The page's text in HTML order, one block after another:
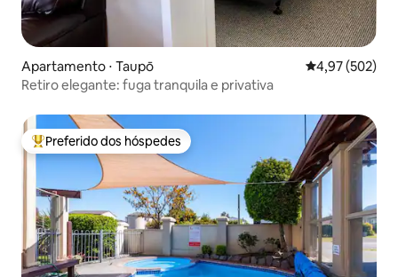
Apartamento ⋅ Taupō 4,97 de uma
4,97 (502)
Retiro elegante: fuga tranquila e privativa
Entre os melhores preferidos dos hóspedes
Preferido dos hóspedes